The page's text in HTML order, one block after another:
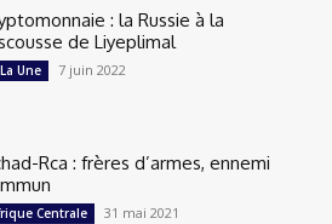
: la Russie à la
de Liyeplimal
Une 7 juin 2022
Rca : frères d’armes, ennemi
Centrale 31 mai 2021